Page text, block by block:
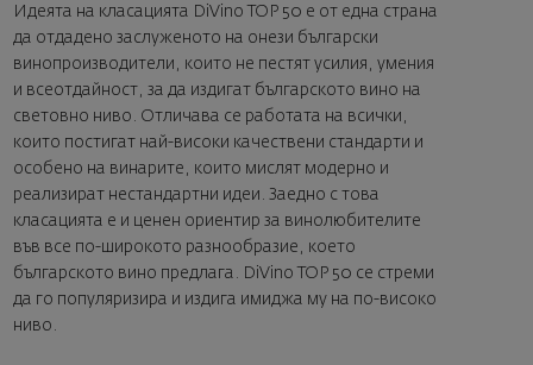
Идеята на класацията DiVino TOP 50 е от една страна
да отдадено заслуженото на онези български
винопроизводители, които не пестят усилия, умения
и всеотдайност, за да издигат българското вино на
световно ниво. Отличава се работата на всички,
които постигат най-високи качествени стандарти и
особено на винарите, които мислят модерно и
реализират нестандартни идеи. Заедно с това
класацията е и ценен ориентир за винолюбителите
във все по-широкото разнообразие, което
българското вино предлага. DiVino TOP 50 се стреми
да го популяризира и издига имиджа му на по-високо
ниво.